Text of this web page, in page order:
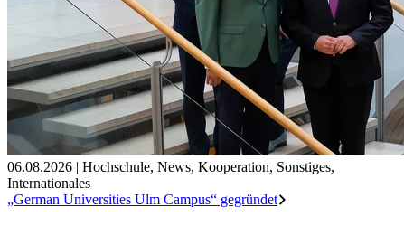
06.08.2026 | Hochschule, News, Kooperation, Sonstiges,
Internationales
„German Universities Ulm Campus“ gegründet